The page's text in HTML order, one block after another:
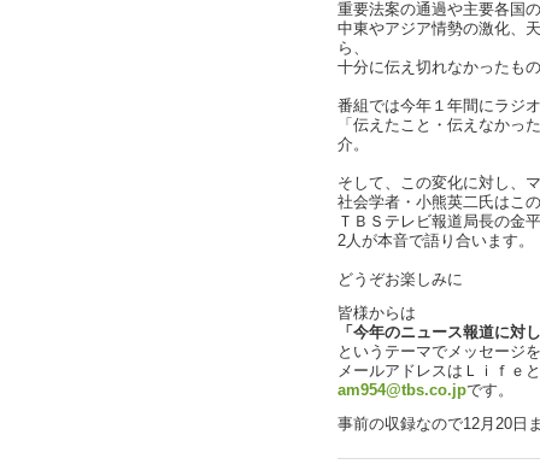
重要法案の通過や主要各国
中東やアジア情勢の激化、
ら、
十分に伝え切れなかったも
番組では今年１年間にラジ
「伝えたこと・伝えなかっ
介。
そして、この変化に対し、
社会学者・小熊英二氏はこ
ＴＢＳテレビ報道局長の金
2人が本音で語り合います。
どうぞお楽しみに
皆様からは
「今年のニュース報道に対
というテーマでメッセージ
メールアドレスはＬｉｆｅ
am954@tbs.co.jpです。
事前の収録なので12月20日